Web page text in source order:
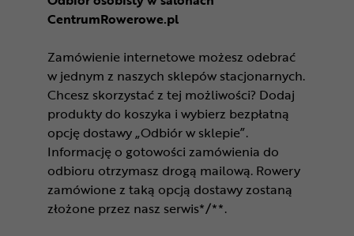
CentrumRowerowe.pl
Zamówienie internetowe możesz odebrać
w jednym z naszych sklepów stacjonarnych.
Chcesz skorzystać z tej możliwości? Dodaj
produkty do koszyka i wybierz bezpłatną
opcję dostawy „Odbiór w sklepie”.
Informację o gotowości zamówienia do
odbioru otrzymasz drogą mailową. Rowery
zamówione z taką opcją dostawy zostaną
złożone przez nasz serwis*/**.